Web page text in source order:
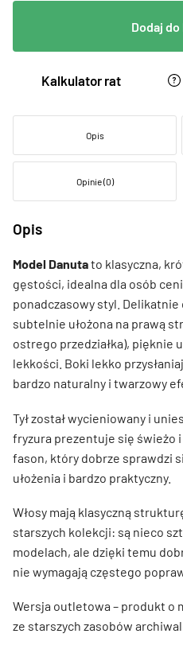
Dodaj do
Kalkulator rat
Opis
Opinie (0)
Opis
Model Danutato klasyczna,
gęstości, idealna dla osób
ponadczasowy styl.
subtelnie ułożona na prawą
ostrego przedziałka), pięknie
lekkości. Boki lekko
bardzo naturalny i twarzowy
Tył został wycieniowany i
fryzura prezentuje się świeżo i
fason, który dobrze sprawdzi
ułożenia i bardzo praktyczny.
Włosy mają klasyczną
starszych kolekcji: są nieco
modelach, ale dzięki temu
nie wymagają częstego
Wersja outletowa – produkt o
ze starszych zasobów